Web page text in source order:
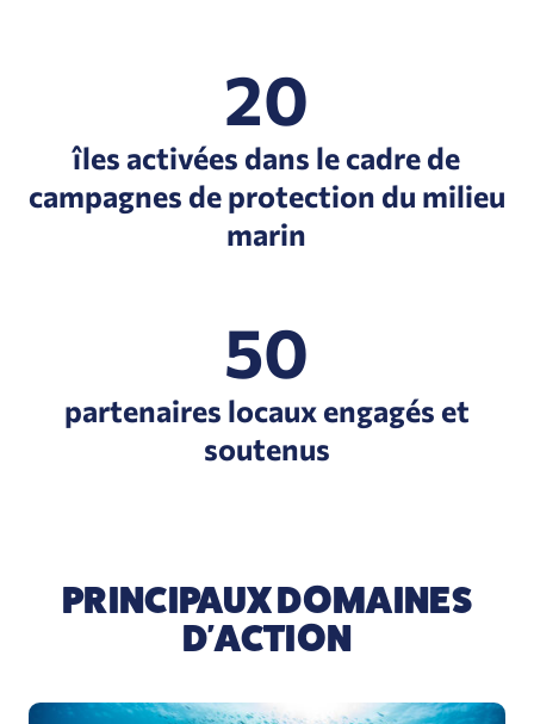
20
îles activées dans le cadre de
campagnes de protection du milieu
marin
50
partenaires locaux engagés et
soutenus
PRINCIPAUX DOMAINES
D'ACTION